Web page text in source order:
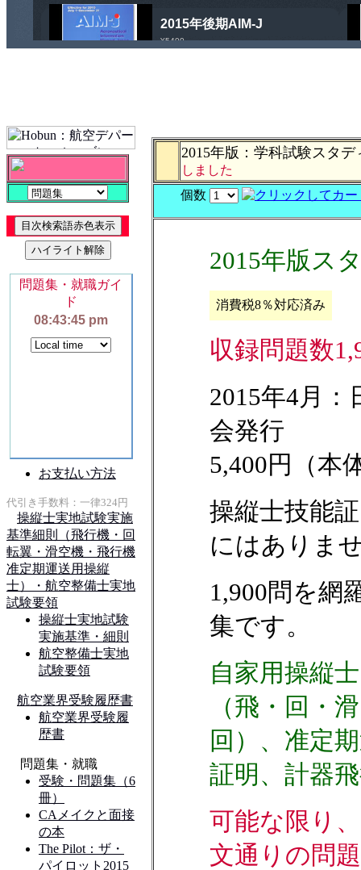
2015年版：学科試験スタ
しました
個数
2015年版ス
消費税8％対応済み
収録問題数
2015年4月：
会発行
5,400円（本
操縦士技能
にはありま
1,900問を網
集です。
自家用操縦
（飛・回・
回）、准定
証明、計器
可能な限り
文通りの問